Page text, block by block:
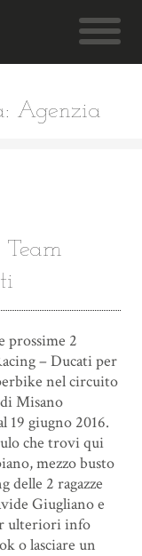
Agenzia
prossime 2
– Ducati per
nel circuito
Misano
19 giugno 2016.
che trovi qui
mezzo busto
delle 2 ragazze
Giugliano e
ulteriori info
o lasciare un